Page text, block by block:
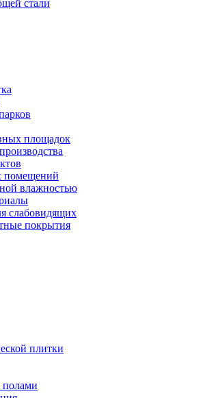
стали
площадок
помещений
влажностью
слабовидящих
покрытия
плитки
полами